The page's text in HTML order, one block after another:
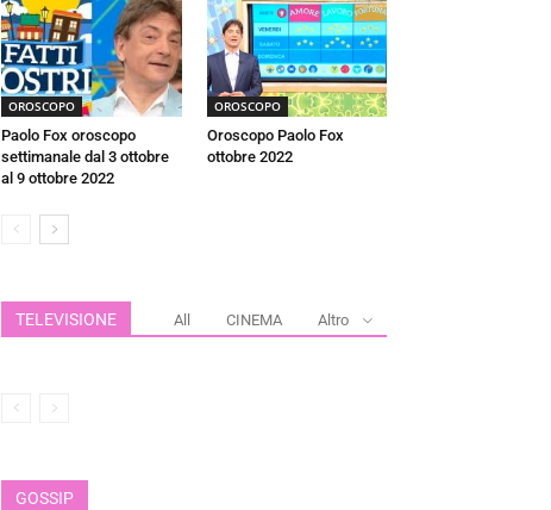
OROSCOPO
Paolo Fox oroscopo
settimanale dal 3 ottobre
al 9 ottobre 2022
OROSCOPO
Oroscopo Paolo Fox
ottobre 2022
TELEVISIONE All CINEMA Altro
GOSSIP